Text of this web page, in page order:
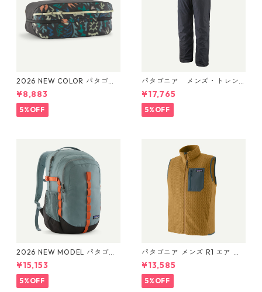
2026 NEW COLOR パタゴニ
ア ブラックホール・キュー
ブ 14L (カラー Kaleido: Blac
k) Patagonia Black Hole® Cu
be 14L 日本正規品 製品番号
¥8,883
5%OFF
パタゴニア メンズ・トレン
トシェル 3L・レイン・パンツ
（ショート） (カラー Black)
Patagonia Men's Torrentshe
ll 3L Rain Pants - Short 日本
¥17,765
5%OFF
2026 NEW MODEL パタゴニ
ア レフュジオ・デイパック 2
6L Blue Sage 47914 Patagon
ia Refugio Daypack 26L 日
本正規品
¥15,153
5%OFF
パタゴニア メンズ R1 エア ベ
スト 40285 Bobcat Brown
¥13,585
5%OFF